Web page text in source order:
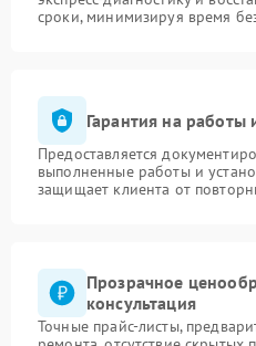
сроки, минимизируя время
Гарантия на работы
Предоставляется
выполненные работы и
защищает клиента от
Прозрачное
консультация
Точные прайс-листы,